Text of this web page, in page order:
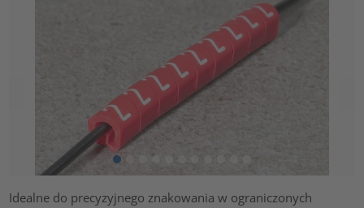
Idealne do precyzyjnego znakowania w ograniczonych